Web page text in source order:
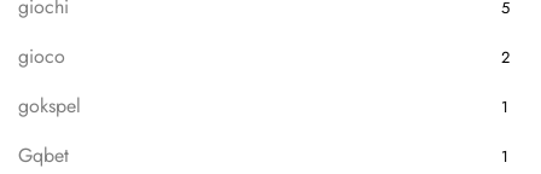
giochi 5
gioco 2
gokspel 1
Gqbet 1